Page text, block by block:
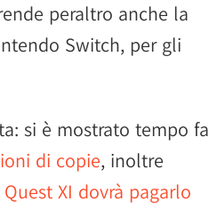
peraltro anche la
Switch, per gli
si è mostrato tempo fa
di copie, inoltre
XI dovrà pagarlo